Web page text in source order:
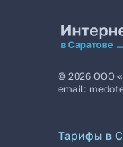
© 2026 ООО
email:
Тарифы в